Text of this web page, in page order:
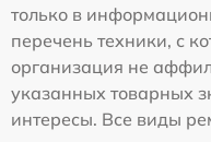
только в
перечень техники, с
организация не
указанных товарных
интересы. Все виды